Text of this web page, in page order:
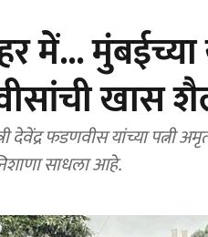
में...
खास
देवेंद्र फडणवीस यांच्या पत्नी
साधला आहे.